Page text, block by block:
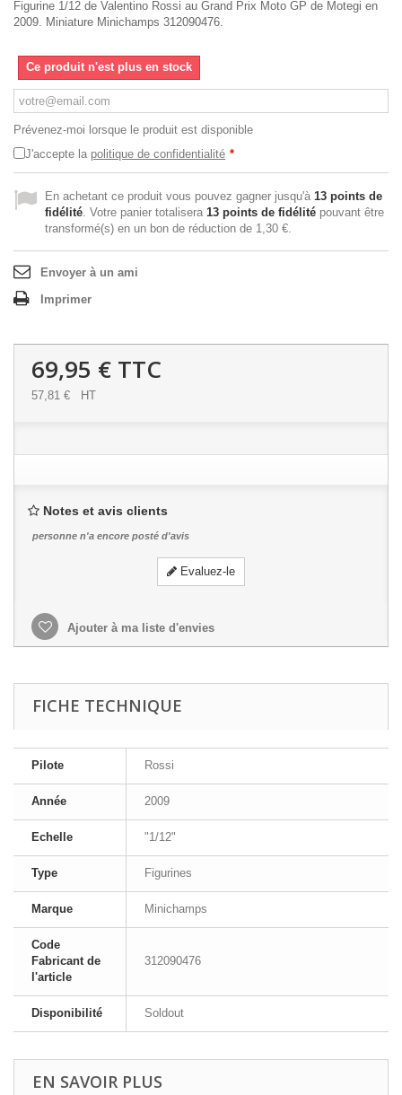
Figurine 1/12 de Valentino Rossi au Grand Prix Moto GP de Motegi en
2009. Miniature Minichamps 312090476.
Ce produit n'est plus en stock
Prévenez-moi lorsque le produit est disponible
J'accepte la politique de confidentialité *
En achetant ce produit vous pouvez gagner jusqu'à 13 points de
fidélité. Votre panier totalisera 13 points de fidélité pouvant être
transformé(s) en un bon de réduction de 1,30 €.
Envoyer à un ami
Imprimer
69,95 € TTC
57,81 € HT
Notes et avis clients
personne n'a encore posté d'avis
Evaluez-le
Ajouter à ma liste d'envies
FICHE TECHNIQUE
Pilote Rossi
Année 2009
Echelle "1/12"
Type Figurines
Marque Minichamps
Code
Fabricant de
l'article
312090476
Disponibilité Soldout
EN SAVOIR PLUS